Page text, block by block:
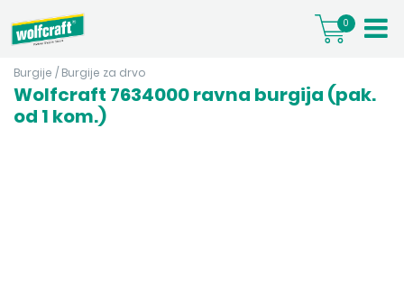
0
Burgije / Burgije za drvo
Wolfcraft 7634000 ravna burgija (pak.
od 1 kom.)